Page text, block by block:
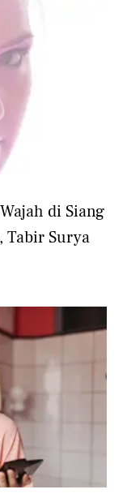
di Siang
Tabir Surya